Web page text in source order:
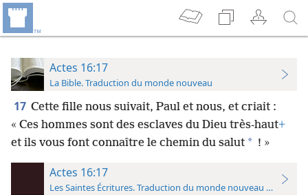
Actes 16:17
La Bible. Traduction du monde nouveau
17 Cette fille nous suivait, Paul et nous, et criait :
« Ces hommes sont des esclaves du Dieu très-haut+
et ils vous font connaître le chemin du salut * ! »
Actes 16:17
Les Saintes Écritures. Traduction du monde nouveau (avec